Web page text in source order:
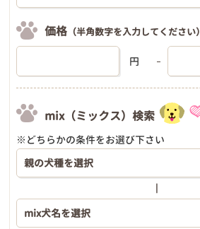
価格 （半角数字を入力してください）
円
mix（ミックス）検索
※どちらかの条件をお選び下さい